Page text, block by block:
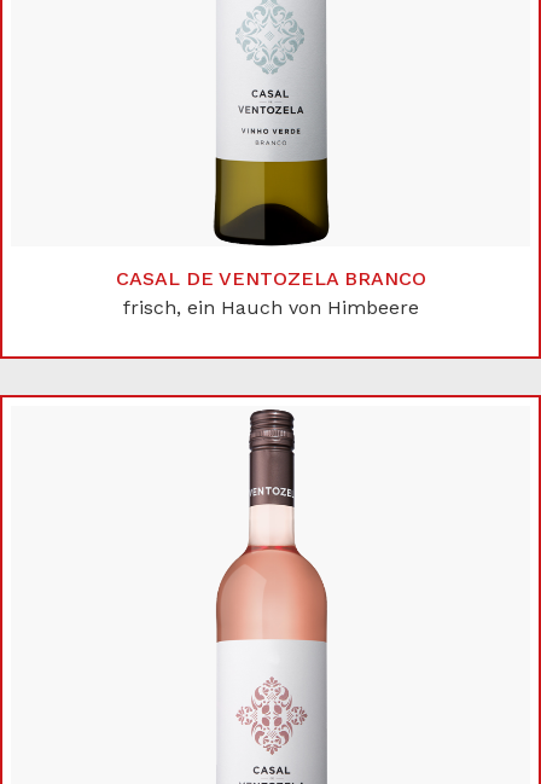
CASAL DE VENTOZELA BRANCO
frisch, ein Hauch von Himbeere